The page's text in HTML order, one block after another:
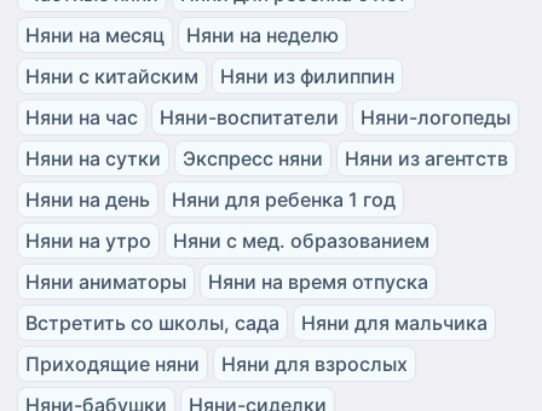
Няни на месяц
Няни на неделю
Няни с китайским
Няни из филиппин
Няни на час
Няни-воспитатели
Няни-логопеды
Няни на сутки
Экспресс няни
Няни из агентств
Няни на день
Няни для ребенка 1 год
Няни на утро
Няни с мед. образованием
Няни аниматоры
Няни на время отпуска
Встретить со школы, сада
Няни для мальчика
Приходящие няни
Няни для взрослых
Няни-бабушки
Няни-сиделки